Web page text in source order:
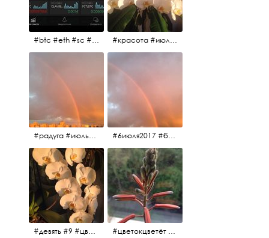
#btc #eth #sc #xrp #etc #maid #sys #naut #strat #pasc #dash #xmr #nxt #usdt #ltc#lsk #zec #str #rep #coin #markets #bitcoin #красота #июльскоеутро
#радуга #июльскоеутро #радугавовсёнебо #6июля2017 #6июля2017 #белыеночи #питерскоеутро #джулаймонинг #июльскоеутро #радугавовсёнебо #радуга #дождик
#девять #9 #цветы #цветокцветёт #flowers